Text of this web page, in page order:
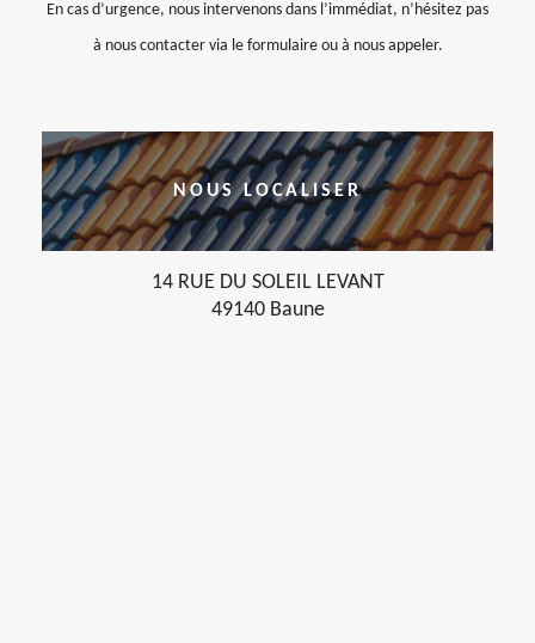
En cas d’urgence, nous intervenons dans l’immédiat, n’hésitez pas
à nous contacter via le formulaire ou à nous appeler.
NOUS LOCALISER
14 RUE DU SOLEIL LEVANT
49140 Baune